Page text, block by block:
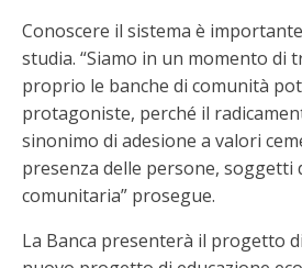
Conoscere il sistema è
studia. “Siamo in un momento di
proprio le banche di comunità
protagoniste, perché il
sinonimo di adesione a valori
presenza delle persone, soggetti
comunitaria” prosegue.
La Banca presenterà il progetto